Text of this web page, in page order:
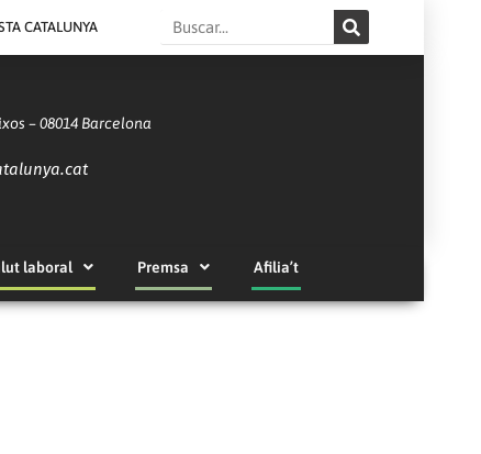
CATALUNYA Search
– 08014 Barcelona
laboral Premsa Afilia’t